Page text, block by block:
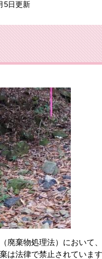
5日更新
廃棄物処理法）において
は法律で禁止されていま